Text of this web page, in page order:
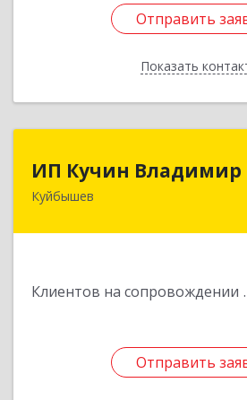
Отправить
Показать
Отправить
Назад
ИП Кучин Владимир
Куйбышев
Клиентов на сопровождении
Отправить
632387,
Отправить